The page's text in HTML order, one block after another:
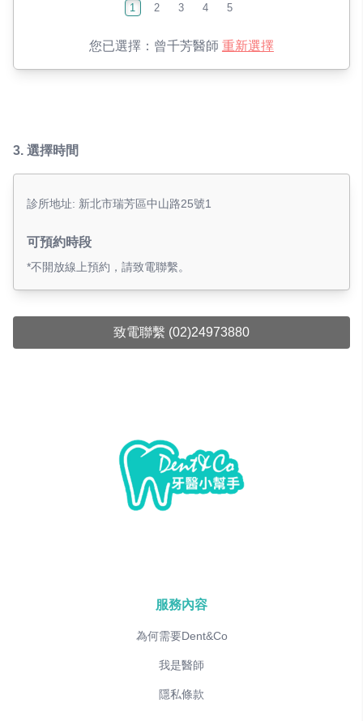
1 2 3 4 5
您已選擇： 曾千芳醫師 重新選擇
3. 選擇時間
診所地址: 新北市瑞芳區中山路25號1
可預約時段
*不開放線上預約，請致電聯繫。
致電聯繫 (02)24973880
服務內容
為何需要Dent&Co
我是醫師
隱私條款